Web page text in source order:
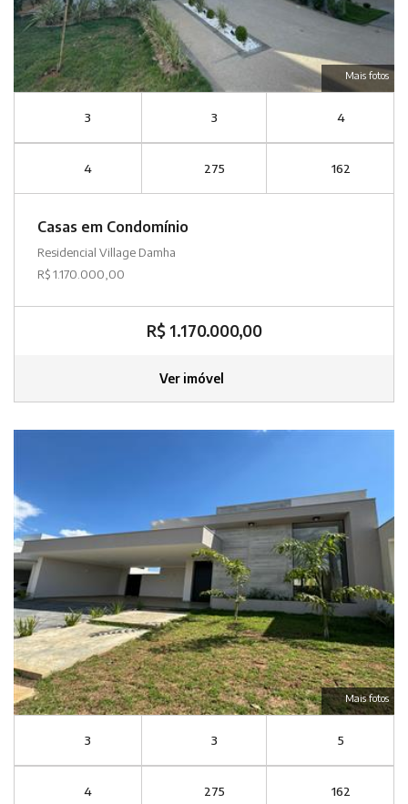
Mais fotos
3 3 4
4 275 162
Casas em Condomínio
Residencial Village Damha
R$ 1.170.000,00
R$ 1.170.000,00
Ver imóvel
Mais fotos
3 3 5
4 275 162